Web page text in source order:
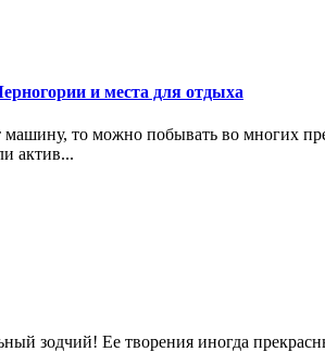
и места для отдыха
машину, то можно побывать во многих
актив...
зодчий! Ее творения иногда